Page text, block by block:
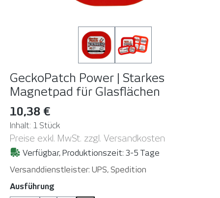
GeckoPatch Power | Starkes
Magnetpad für Glasflächen
10,38 €
Inhalt: 1 Stück
Preise exkl. MwSt. zzgl. Versandkosten
Verfügbar, Produktionszeit: 3-5 Tage
Versanddienstleister: UPS, Spedition
Ausführung